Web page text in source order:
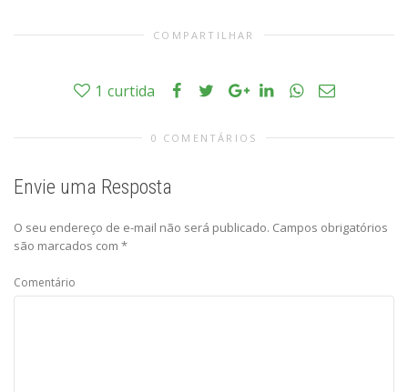
COMPARTILHAR
1 curtida
0 COMENTÁRIOS
Envie uma Resposta
O seu endereço de e-mail não será publicado. Campos obrigatórios
são marcados com *
Comentário